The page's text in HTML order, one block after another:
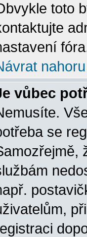
toto
nahoru
vůbec
se